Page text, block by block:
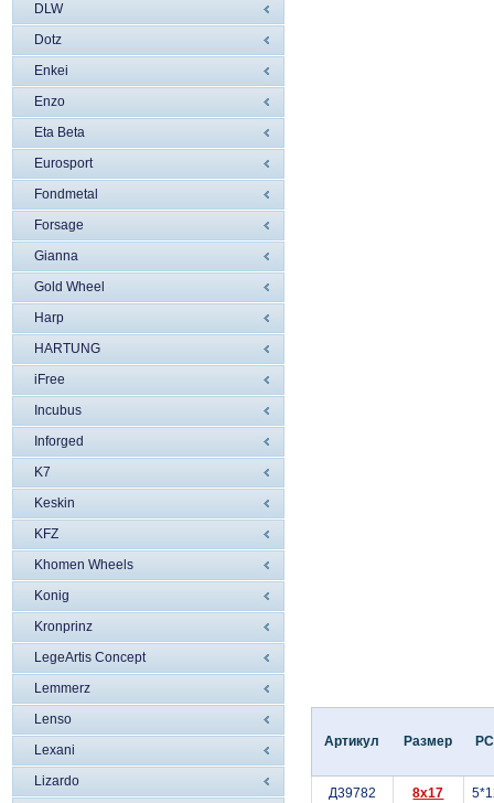
DLW
Dotz
Enkei
Enzo
Eta Beta
Eurosport
Fondmetal
Forsage
Gianna
Gold Wheel
Harp
HARTUNG
iFree
Incubus
Inforged
K7
Keskin
KFZ
Khomen Wheels
Konig
Kronprinz
LegeArtis Concept
Lemmerz
Lenso
Lexani
Lizardo
Артикул Размер
Д39782 8x17